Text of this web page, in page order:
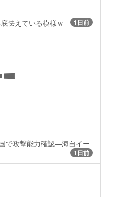
怯えている模様ｗ 1日前
で攻撃能力確認―海自イー
1日前